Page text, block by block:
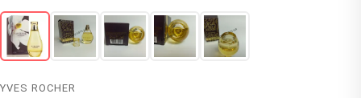
YVES ROCHER